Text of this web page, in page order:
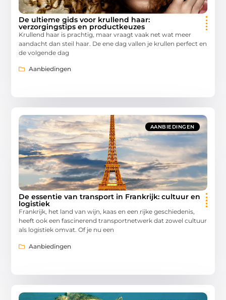
De ultieme gids voor krullend haar:
verzorgingstips en productkeuzes
Krullend haar is prachtig, maar vraagt vaak net wat meer
aandacht dan steil haar. De ene dag vallen je krullen perfect en
de volgende dag
Aanbiedingen
AANBIEDINGEN
De essentie van transport in Frankrijk: cultuur en
logistiek
Frankrijk, het land van wijn, kaas en een rijke geschiedenis,
heeft ook een fascinerend transportnetwerk dat zowel cultuur
als logistiek omvat. Of je nu een
Aanbiedingen